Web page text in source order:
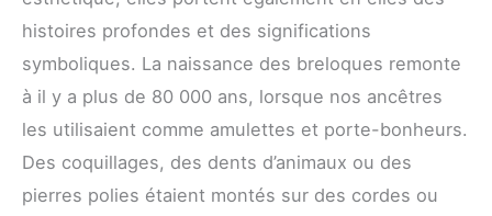
histoires profondes et des significations
symboliques. La naissance des breloques remonte
à il y a plus de 80 000 ans, lorsque nos ancêtres
les utilisaient comme amulettes et porte-bonheurs.
Des coquillages, des dents d’animaux ou des
pierres polies étaient montés sur des cordes ou